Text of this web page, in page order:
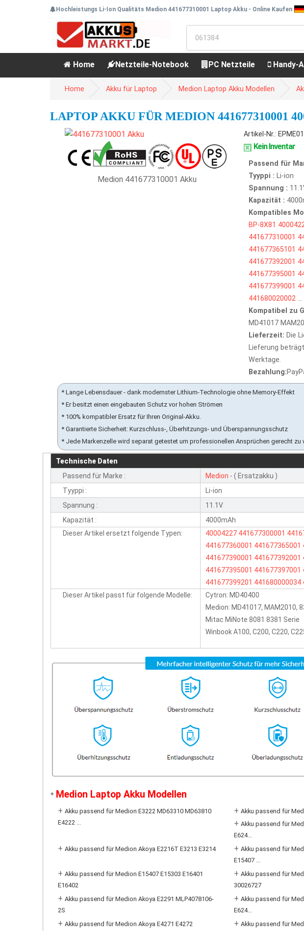
Hochleistungs Li-Ion Qualitäts Medion 441677310001 Laptop Akku - Online Kaufen
Home Netzteile-Notebook PC Netzteile Handy-
Home Akku für Laptop Medion Laptop Akku Modellen
LAPTOP AKKU FÜR MEDION 441677310001
Medion 441677310001 Akku
Artikel-Nr.:
Kein Inventar
Passend für
Tyyppi : Li-ion
Spannung :
Kapazität :
Kompatibles
BP-8X81
441677310001
441677365101
441677392001
441677395001
441677399001
441680020002 ...
Kompatibel zu
MD41017
Lieferzeit: Die
Lieferung
Werktage.
Bezahlung:
* Lange Lebensdauer - dank modernster Lithium-Technologie ohne Memory-Effekt
* Er besitzt einen eingebauten Schutz vor hohen Strömen
* 100% kompatibler Ersatz für Ihren Original-Akku.
* Garantierte Sicherheit: Kurzschluss-, Überhitzungs- und Überspannungsschutz
* Jede Markenzelle wird separat getestet um professionellen Ansprüchen gerecht zu
Technische Daten
Passend für Marke :
Medion - ( Ersatzakku )
Tyyppi :
Li-ion
Spannung :
11.1V
Kapazität :
4000mAh
Dieser Artikel ersetzt folgende Typen:
40004227 441677300001
441677360001 441677365001
441677390001 441677392001
441677395001 441677397001
441677399201 441680000034
Dieser Artikel passt für folgende Modelle:
Cytron: MD40400
Medion: MD41017, MAM2010,
Mitac MiNote 8081 8381 Serie
Winbook A100, C200, C220,
* Medion Laptop Akku Modellen
+ Akku passend für Medion E3222 MD63310 MD63810
E4222 ...
+Akku passend für
+Akku passend für
E624...
+ Akku passend für Medion Akoya E2216T E3213 E3214 +Akku passend für
E15407 ...
+ Akku passend für Medion E15407 E15303 E16401
E16402
+Akku passend für
30026727
+ Akku passend für Medion Akoya E2291 MLP4078106-
2S
+Akku passend für
E624...
+ Akku passend für Medion Akoya E4271 E4272 +Akku passend für